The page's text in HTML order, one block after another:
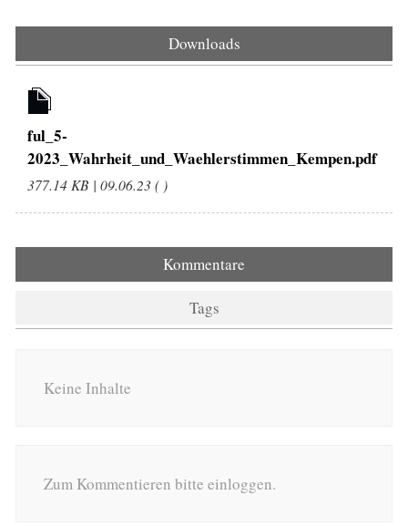
Downloads
ful_5-
2023_Wahrheit_und_Waehlerstimmen_Kempen.pdf
377.14 KB | 09.06.23 ( )
Kommentare
Tags
Keine Inhalte
Zum Kommentieren bitte einloggen.